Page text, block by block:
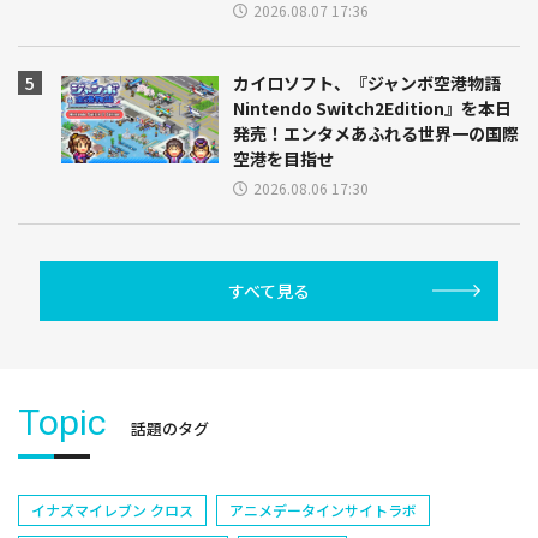
2026.08.07 17:36
カイロソフト、『ジャンボ空港物語
Nintendo Switch2Edition』を本日
発売！エンタメあふれる世界一の国際
空港を目指せ
2026.08.06 17:30
すべて見る
Topic 話題のタグ
イナズマイレブン クロス アニメデータインサイトラボ